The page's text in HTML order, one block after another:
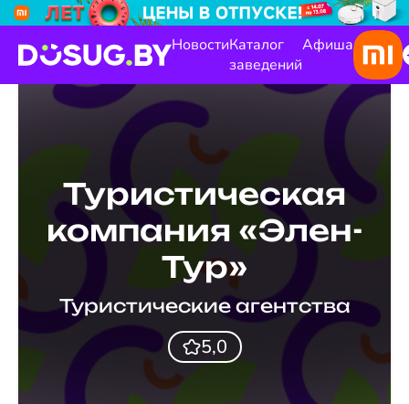
НовостиКаталог
заведений
Афиша
Туристическая
компания «Элен-
Тур»
Туристические агентства
5,0